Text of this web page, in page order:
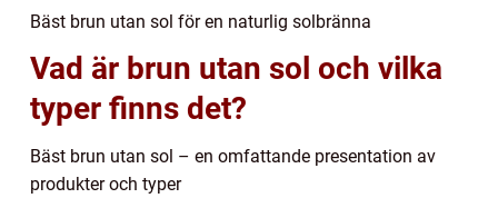
Bäst brun utan sol för en naturlig solbränna
Vad är brun utan sol och vilka
typer finns det?
Bäst brun utan sol – en omfattande presentation av
produkter och typer